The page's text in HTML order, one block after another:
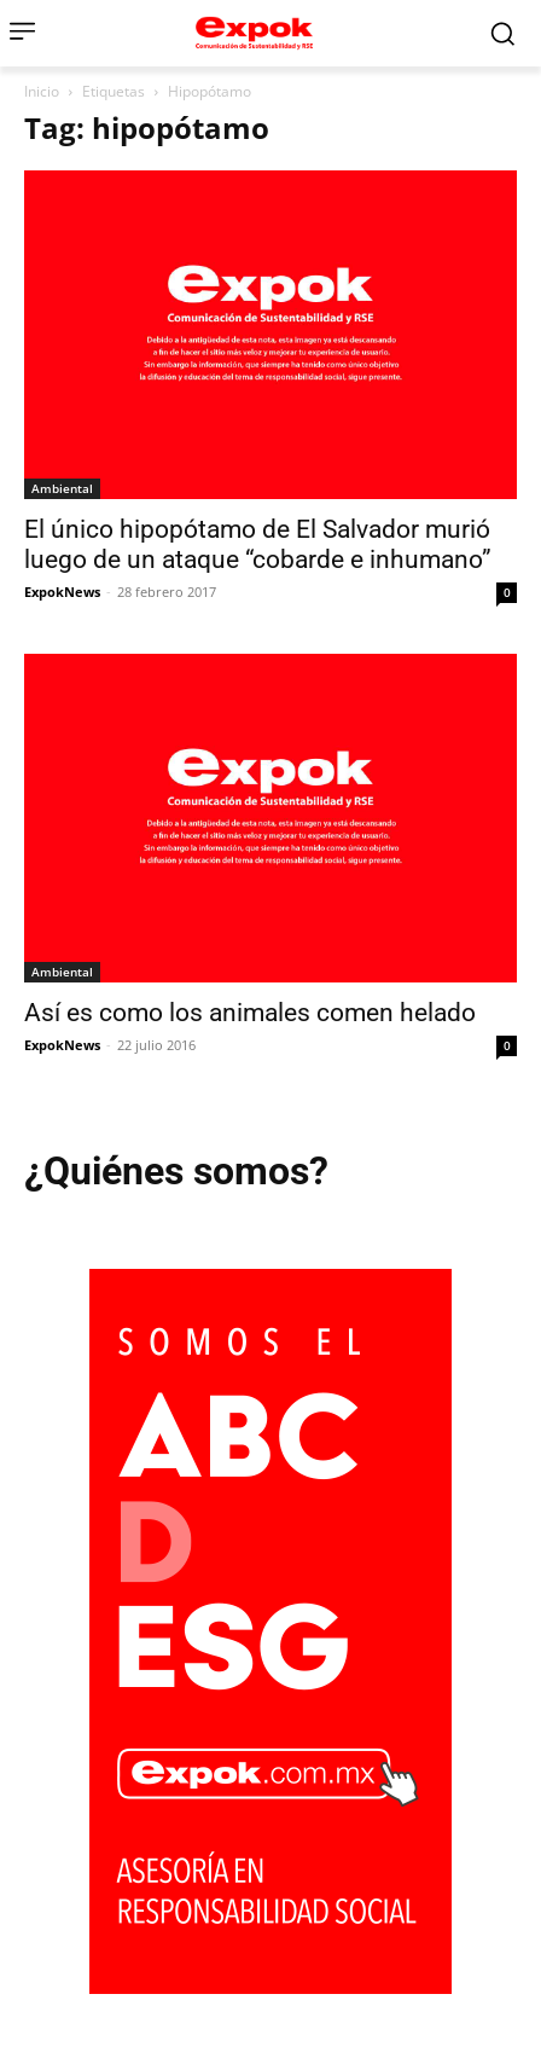
Inicio Etiquetas Hipopótamo
Tag: hipopótamo
Ambiental
El único hipopótamo de El Salvador murió
luego de un ataque “cobarde e inhumano”
ExpokNews - 28 febrero 2017 0
Ambiental
Así es como los animales comen helado
ExpokNews - 22 julio 2016 0
¿Quiénes somos?